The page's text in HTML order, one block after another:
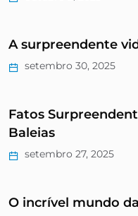
A surpreendente
setembro 30, 2025
Fatos
Baleias
setembro 27, 2025
O incrível mundo